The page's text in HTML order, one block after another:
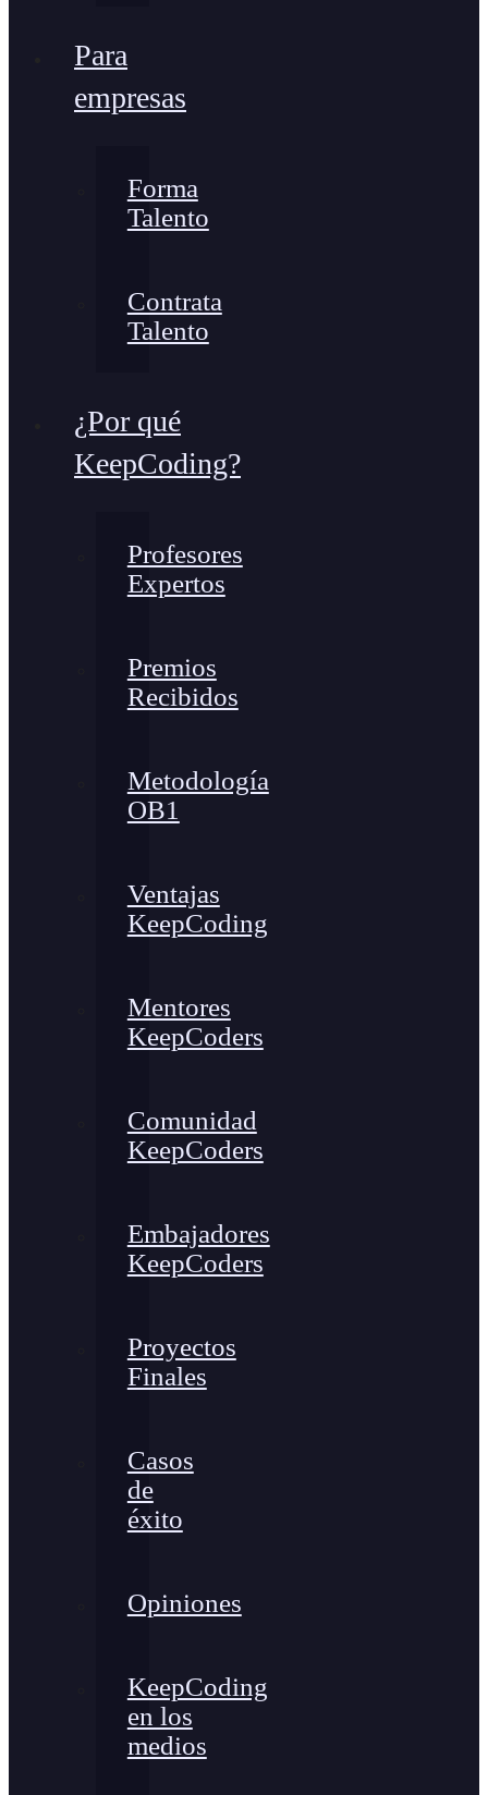
Para
empresas
Forma
Talento
Contrata
Talento
¿Por qué
KeepCoding?
Profesores
Expertos
Premios
Recibidos
Metodología
OB1
Ventajas
KeepCoding
Mentores
KeepCoders
Comunidad
KeepCoders
Embajadores
KeepCoders
Proyectos
Finales
Casos
de
éxito
Opiniones
KeepCoding
en los
medios